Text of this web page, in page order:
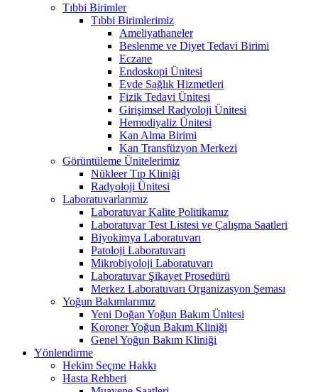
Tıbbi Birimler
Tıbbi Birimlerimiz
Ameliyathaneler
Beslenme ve Diyet Tedavi Birimi
Eczane
Endoskopi Ünitesi
Evde Sağlık Hizmetleri
Fizik Tedavi Ünitesi
Girişimsel Radyoloji Ünitesi
Hemodiyaliz Ünitesi
Kan Alma Birimi
Kan Transfüzyon Merkezi
Görüntüleme Ünitelerimiz
Nükleer Tıp Kliniği
Radyoloji Ünitesi
Laboratuvarlarımız
Laboratuvar Kalite Politikamız
Laboratuvar Test Listesi ve Çalışma Saatleri
Biyokimya Laboratuvarı
Patoloji Laboratuvarı
Mikrobiyoloji Laboratuvarı
Laboratuvar Şikayet Prosedürü
Merkez Laboratuvarı Organizasyon Şeması
Yoğun Bakımlarımız
Yeni Doğan Yoğun Bakım Ünitesi
Koroner Yoğun Bakım Kliniği
Genel Yoğun Bakım Kliniği
Yönlendirme
Hekim Seçme Hakkı
Hasta Rehberi